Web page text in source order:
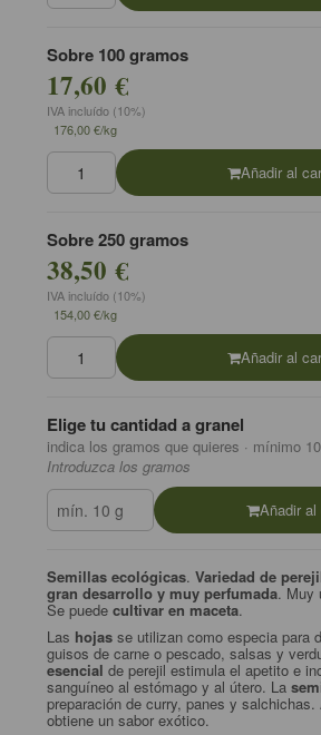
Sobre 100 gramos
17,60 €
IVA incluído (10%)
176,00 €/kg
Añadir al
Sobre 250 gramos
38,50 €
IVA incluído (10%)
154,00 €/kg
Añadir al
Elige tu cantidad a granel
indica los gramos que quieres · mínimo
Introduzca los gramos
Añadir al
Semillas ecológicas.Variedad de
gran desarrollo y muy perfumada. Muy
Se puedecultivar en maceta.
Las hojas se utilizan como especia para
guisos de carne o pescado, salsas y
esencial de perejil estimula el apetito e
sanguíneo al estómago y al útero. La
preparación de curry, panes y
obtiene un sabor exótico.